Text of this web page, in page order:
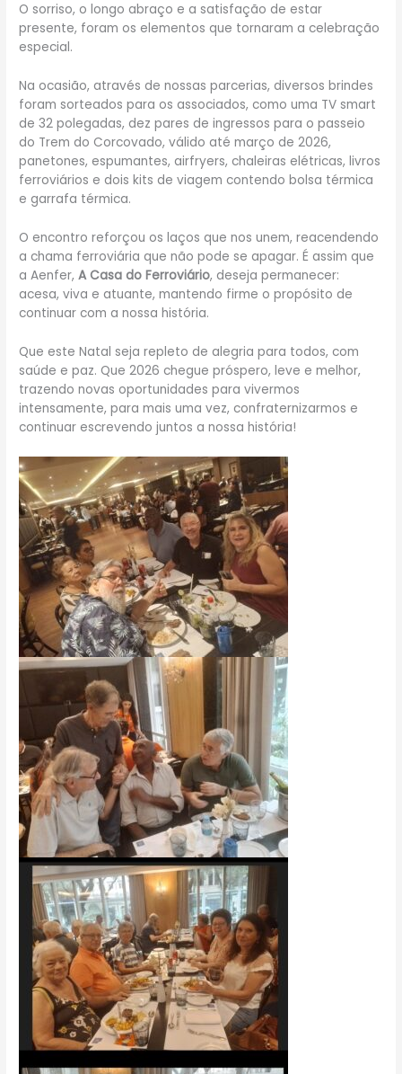
O sorriso, o longo abraço e a satisfação de estar
presente, foram os elementos que tornaram a celebração
especial.
Na ocasião, através de nossas parcerias, diversos brindes
foram sorteados para os associados, como uma TV smart
de 32 polegadas, dez pares de ingressos para o passeio
do Trem do Corcovado, válido até março de 2026,
panetones, espumantes, airfryers, chaleiras elétricas, livros
ferroviários e dois kits de viagem contendo bolsa térmica
e garrafa térmica.
O encontro reforçou os laços que nos unem, reacendendo
a chama ferroviária que não pode se apagar. É assim que
a Aenfer,A Casa do Ferroviário, deseja permanecer:
acesa, viva e atuante, mantendo firme o propósito de
continuar com a nossa história.
Que este Natal seja repleto de alegria para todos, com
saúde e paz. Que 2026 chegue próspero, leve e melhor,
trazendo novas oportunidades para vivermos
intensamente, para mais uma vez, confraternizarmos e
continuar escrevendo juntos a nossa história!